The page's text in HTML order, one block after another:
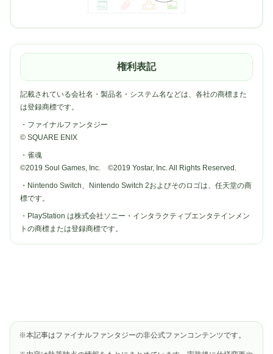
権利表記
記載されている会社名・製品名・システム名などは、各社の商標また
は登録商標です。
・ファイナルファンタジー
© SQUARE ENIX
・雀魂
©2019 Soul Games, Inc. ©2019 Yostar, Inc. All Rights Reserved.
・Nintendo Switch、Nintendo Switch 2およびそのロゴは、任天堂の商
標です。
・PlayStation は株式会社ソニー・インタラクティブエンタテインメン
トの商標または登録商標です。
※本記事はファイナルファンタジーの非公式ファンコンテンツです。